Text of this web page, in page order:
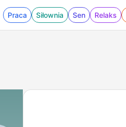
Praca Siłownia Sen Relaks